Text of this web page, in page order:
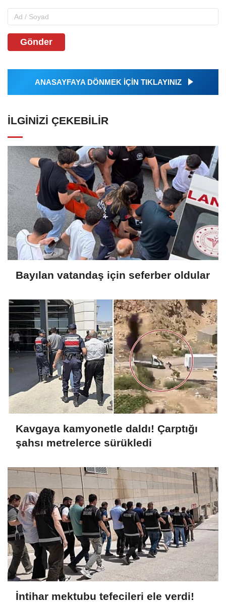
Gönder
ANASAYFAYA DÖNMEK İÇİN TIKLAYINIZ
İLGINIZI ÇEKEBILIR
Bayılan vatandaş için seferber oldular
Kavgaya kamyonetle daldı! Çarptığı
şahsı metrelerce sürükledi
İntihar mektubu tefecileri ele verdi!